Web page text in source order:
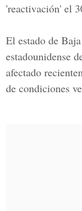
'reactivación' el
El estado de
estadounidense
afectado
de condiciones